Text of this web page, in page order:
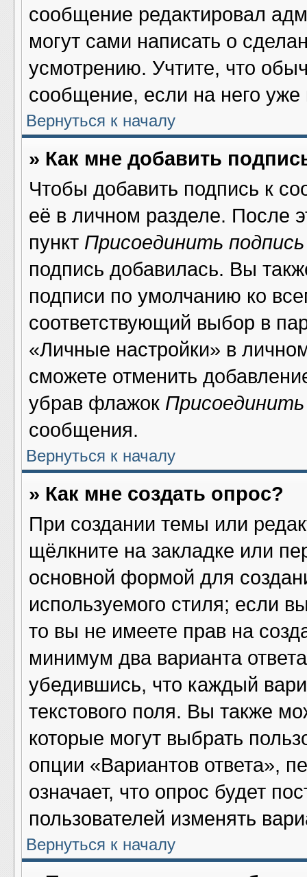
сообщение редактировал
могут сами написать о
усмотрению. Учтите, что
сообщение, если на него уже
Вернуться к началу
» Как мне добавить
Чтобы добавить подпись к
её в личном разделе. После
пункт Присоединить подпись
подпись добавилась. Вы
подписи по умолчанию ко
соответствующий выбор в
«Личные настройки» в
сможете отменить
убрав флажок Присоединить
сообщения.
Вернуться к началу
» Как мне создать опрос?
При создании темы или
щёлкните на закладке или
основной формой для
используемого стиля; если
то вы не имеете прав на
минимум два варианта
убедившись, что каждый
текстового поля. Вы также
которые могут выбрать
опции «Вариантов ответа»,
означает, что опрос будет
пользователей изменять
Вернуться к началу